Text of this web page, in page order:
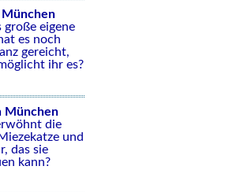
München
große eigene
es noch
gereicht,
ihr es?
München
die
und
das sie
kann?